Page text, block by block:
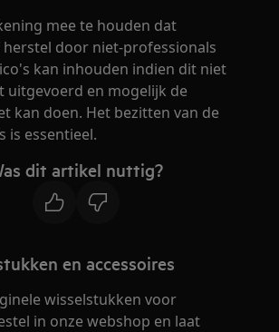
mee te houden dat
door niet-professionals
kan inhouden indien dit niet
uitgevoerd en mogelijk de
kan doen. Het bezitten van de
is essentieel.
dit artikel nuttig?
en accessoires
wisselstukken voor
in onze webshop en laat